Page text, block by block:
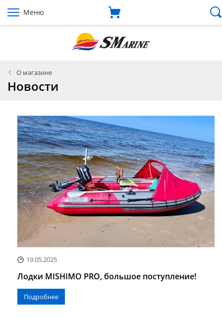
Меню
О магазине
Новости
19.05.2025
Лодки MISHIMO PRO, большое поступление!
Подробнее